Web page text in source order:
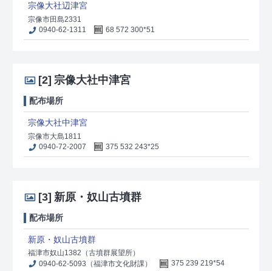
宗像大社辺津宮
宗像市田島2331
0940-62-1311
68 572 300*51
[2] 宗像大社中津宮
配布場所
宗像大社中津宮
宗像市大島1811
0940-72-2007
375 532 243*25
[3] 新原・奴山古墳群
配布場所
新原・奴山古墳群
福津市奴山1382（古墳群展望所）
0940-62-5093（福津市文化財課）
375 239 219*54